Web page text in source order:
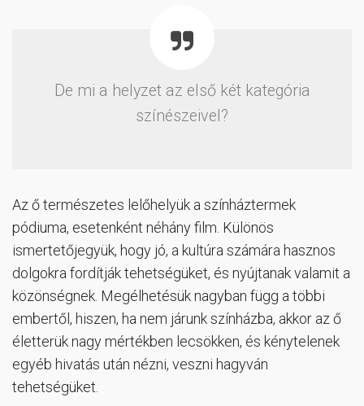
De mi a helyzet az első két kategória
színészeivel?
Az ő természetes lelőhelyük a színháztermek
pódiuma, esetenként néhány film. Különös
ismertetőjegyük, hogy jó, a kultúra számára hasznos
dolgokra fordítják tehetségüket, és nyújtanak valamit a
közönségnek. Megélhetésük nagyban függ a többi
embertől, hiszen, ha nem járunk színházba, akkor az ő
életterük nagy mértékben lecsökken, és kénytelenek
egyéb hivatás után nézni, veszni hagyván
tehetségüket.